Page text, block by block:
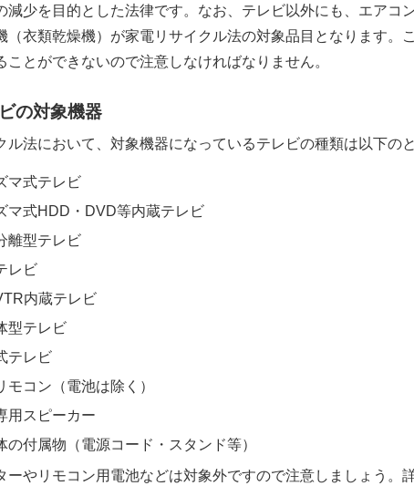
減少を目的とした法律です。なお、テレビ以外にも、エアコ
（衣類乾燥機）が家電リサイクル法の対象品目となります。
ことができないので注意しなければなりません。
の対象機器
ル法において、対象機器になっているテレビの種類は以下のと
マ式テレビ
マ式HDD・DVD等内蔵テレビ
離型テレビ
レビ
内蔵テレビ
型テレビ
テレビ
モコン（電池は除く）
用スピーカー
の付属物（電源コード・スタンド等）
ーやリモコン用電池などは対象外ですので注意しましょう。詳